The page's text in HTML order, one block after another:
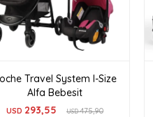
Travel System I-Size
Alfa Bebesit
USD 293,55 USD475,90